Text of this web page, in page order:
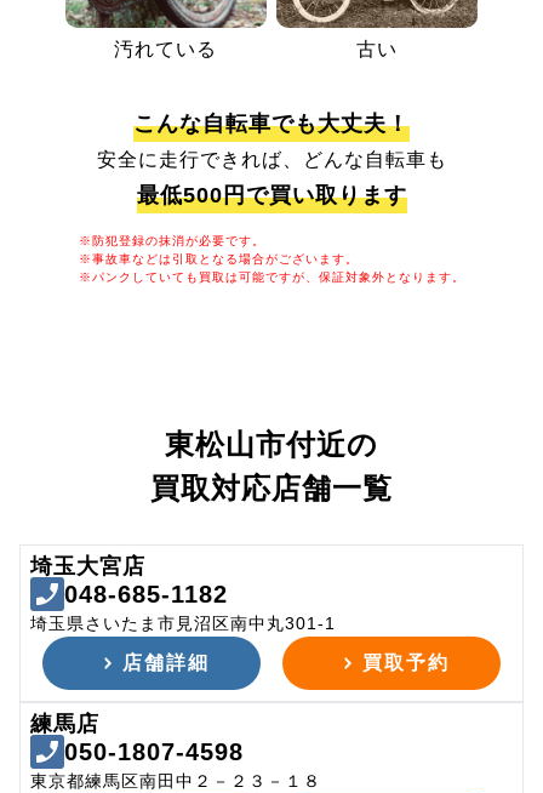
汚れている 古い
こんな自転車でも大丈夫！
安全に走行できれば、どんな自転車も
最低500円で買い取ります
※防犯登録の抹消が必要です。
※事故車などは引取となる場合がございます。
※パンクしていても買取は可能ですが、保証対象外となります。
東松山市付近の
買取対応店舗一覧
埼玉大宮店
048-685-1182
埼玉県さいたま市見沼区南中丸301-1
店舗詳細 買取予約
練馬店
050-1807-4598
東京都練馬区南田中２－２３－１８